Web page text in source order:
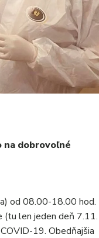
na dobrovoľné
od 08.00-18.00 hod.
(tu len jeden deň 7.11.
19. Obedňajšia